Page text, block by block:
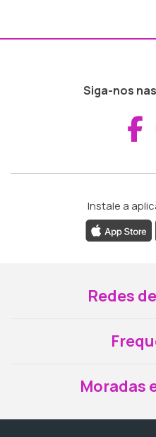
Siga-nos
Instale a
Redes
Moradas